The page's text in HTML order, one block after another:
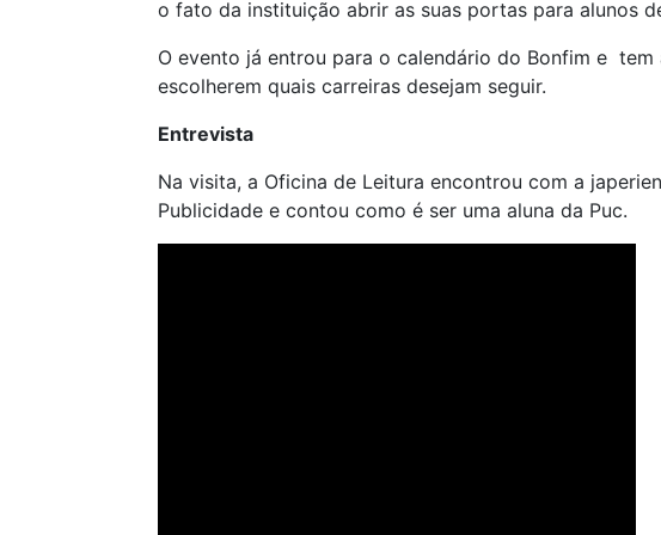
o fato da instituição abrir as suas portas para alunos
O evento já entrou para o calendário do Bonfim e tem
escolherem quais carreiras desejam seguir.
Entrevista
Na visita, a Oficina de Leitura encontrou com a
Publicidade e contou como é ser uma aluna da Puc.